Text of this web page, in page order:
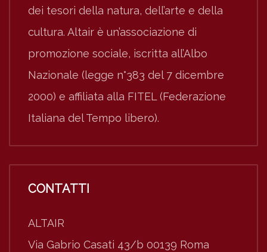
dei tesori della natura, dell’arte e della
cultura. Altair è un’associazione di
promozione sociale, iscritta all’Albo
Nazionale (legge n°383 del 7 dicembre
2000) e affiliata alla FITEL (Federazione
Italiana del Tempo libero).
CONTATTI
ALTAIR
Via Gabrio Casati 43/b 00139 Roma